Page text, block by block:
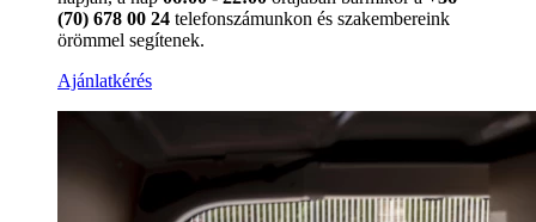
(70) 678 00 24 telefonszámunkon és szakembereink
örömmel segítenek.
Ajánlatkérés